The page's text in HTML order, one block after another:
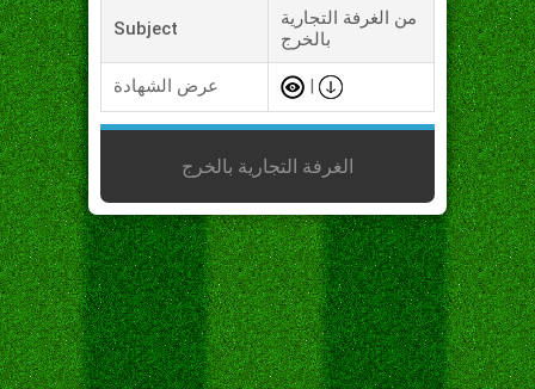
Subject
من الغرفة التجارية
بالخرج
عرض الشهادة
الغرفة التجارية بالخرج